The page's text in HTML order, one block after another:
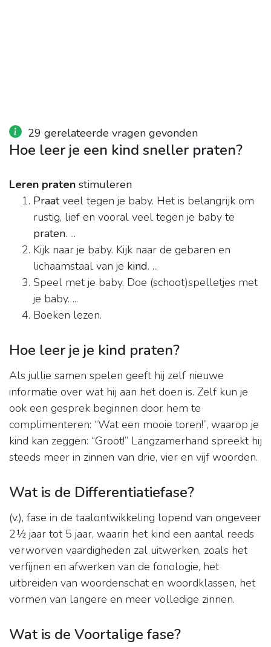
29 gerelateerde vragen gevonden
Hoe leer je een kind sneller praten?
Leren praten stimuleren
Praatveel tegen je baby. Het is belangrijk om
rustig, lief en vooral veel tegen je baby te
praten. ...
Kijk naar je baby. Kijk naar de gebaren en
lichaamstaal van je kind. ...
Speel met je baby. Doe (schoot)spelletjes met
je baby. ...
Boeken lezen.
Hoe leer je je kind praten?
Als jullie samen spelen geeft hij zelf nieuwe
informatie over wat hij aan het doen is. Zelf kun je
ook een gesprek beginnen door hem te
complimenteren: “Wat een mooie toren!”, waarop je
kind kan zeggen: “Groot!” Langzamerhand spreekt hij
steeds meer in zinnen van drie, vier en vijf woorden.
Wat is de Differentiatiefase?
(v.), fase in de taalontwikkeling lopend van ongeveer
2½ jaar tot 5 jaar, waarin het kind een aantal reeds
verworven vaardigheden zal uitwerken, zoals het
verfijnen en afwerken van de fonologie, het
uitbreiden van woordenschat en woordklassen, het
vormen van langere en meer volledige zinnen.
Wat is de Voortalige fase?